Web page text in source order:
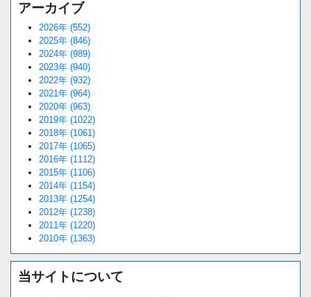
アーカイブ
2026年 (552)
2025年 (846)
2024年 (989)
2023年 (940)
2022年 (932)
2021年 (964)
2020年 (963)
2019年 (1022)
2018年 (1061)
2017年 (1065)
2016年 (1112)
2015年 (1106)
2014年 (1154)
2013年 (1254)
2012年 (1238)
2011年 (1220)
2010年 (1363)
当サイトについて